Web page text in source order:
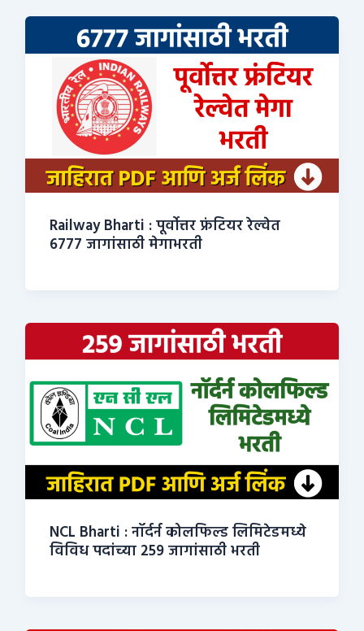
Railway Bharti : पूर्वोत्तर फ्रंटियर रेल्वेत
6777 जागांसाठी मेगाभरती
NCL Bharti : नॉर्दर्न कोलफिल्ड लिमिटेडमध्ये
विविध पदांच्या 259 जागांसाठी भरती